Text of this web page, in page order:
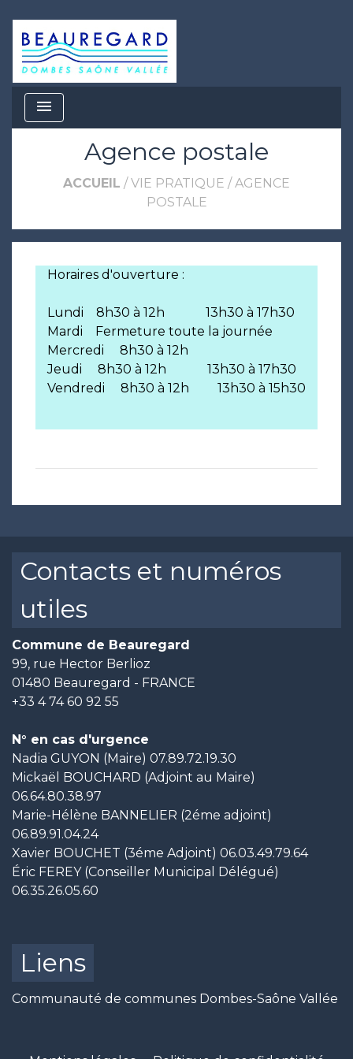
menu
Agence postale
ACCUEIL /VIE PRATIQUE /AGENCE
POSTALE
Horaires d'ouverture :
Lundi 8h30 à 12h 13h30 à 17h30
Mardi Fermeture toute la journée
Mercredi 8h30 à 12h
Jeudi 8h30 à 12h 13h30 à 17h30
Vendredi 8h30 à 12h 13h30 à 15h30
Contacts et numéros
utiles
Commune de Beauregard
99, rue Hector Berlioz
01480 Beauregard - FRANCE
+33 4 74 60 92 55
N° en cas d'urgence
Nadia GUYON (Maire) 07.89.72.19.30
Mickaël BOUCHARD (Adjoint au Maire)
06.64.80.38.97
Marie-Hélène BANNELIER (2éme adjoint)
06.89.91.04.24
Xavier BOUCHET (3éme Adjoint) 06.03.49.79.64
Éric FEREY (Conseiller Municipal Délégué)
06.35.26.05.60
Liens
Communauté de communes Dombes-Saône Vallée